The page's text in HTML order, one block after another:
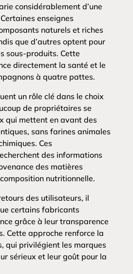
considérablement d’une
enseignes
naturels et riches
que d’autres optent pour
sous-produits. Cette
directement la santé et le
à quatre pattes.
un rôle clé dans le choix
de propriétaires se
qui mettent en avant des
sans farines animales
Ces
des informations
des matières
nutritionnelle.
des utilisateurs, il
certains fabricants
grâce à leur transparence
Cette approche renforce la
qui privilégient les marques
sérieux et leur goût pour la